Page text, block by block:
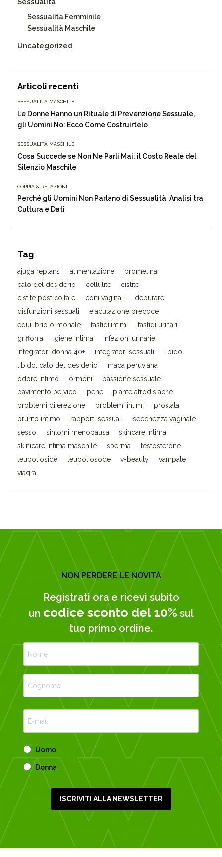
Sessualità
Sessualità Femminile
Sessualità Maschile
Uncategorized
Articoli recenti
SESSUALITÀ MASCHILE
Le Donne Hanno un Rituale di Prevenzione Sessuale,
gli Uomini No: Ecco Come Costruirtelo
SESSUALITÀ MASCHILE
Cosa Succede se Non Ne Parli Mai: il Costo Reale del
Silenzio Maschile
COPPIA & RELAZIONI
Perché gli Uomini Non Parlano di Sessualità: Analisi tra
Cultura e Dati
Tag
ajuga reptans alimentazione
bromelina
calo del desiderio
cellulite
cistite
cistite post coitale
coni vaginali
depurare
disfunzioni sessuali
eiaculazione precoce
equilibrio ormonale
fastidi intimi
fastidi urinari
griffonia
igiene intima
infezioni urinarie
integratori donna 40+
integratori sessuali
libido
libido. calo del desiderio
maca peruviana
odore intimo
ormoni
passione sessuale
pavimento pelvico
pene
piante afrodisiache
problemi di erezione
problemi intimi
prostata
prurito intimo
rapporti sessuali
secchezza vaginale
sesso
sintomi menopausa
skincare intima
skinicare intima maschile
sperma
testosterone
teupolioside
teupoliosode v-beauty
vampate
viagra
NON PERDERE LE NOVITÀ
Registrati ora e ricevi subito
un codice sconto del 10% sul
tuo primo ordine.
Uomo
Donna
ISCRIVITI ALLA NEWSLETTER